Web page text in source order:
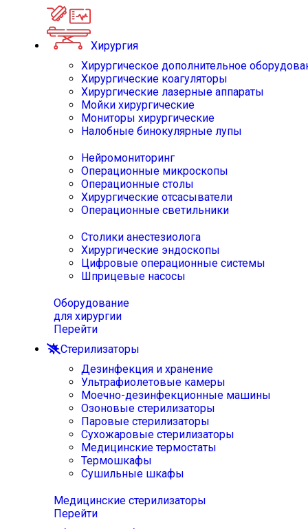
Хирургия
Хирургическое дополнительное
Хирургические коагуляторы
Хирургические лазерные аппараты
Мойки хирургические
Мониторы хирургические
Налобные бинокулярные лупы
Нейромониторинг
Операционные микроскопы
Операционные столы
Хирургические отсасыватели
Операционные светильники
Столики анестезиолога
Хирургические эндоскопы
Цифровые операционные системы
Шприцевые насосы
Оборудование
для хирургии
Перейти
Стерилизаторы
Дезинфекция и хранение
Ультрафиолетовые камеры
Моечно-дезинфекционные машины
Озоновые стерилизаторы
Паровые стерилизаторы
Сухожаровые стерилизаторы
Медицинские термостаты
Термошкафы
Сушильные шкафы
Медицинские стерилизаторы
Перейти